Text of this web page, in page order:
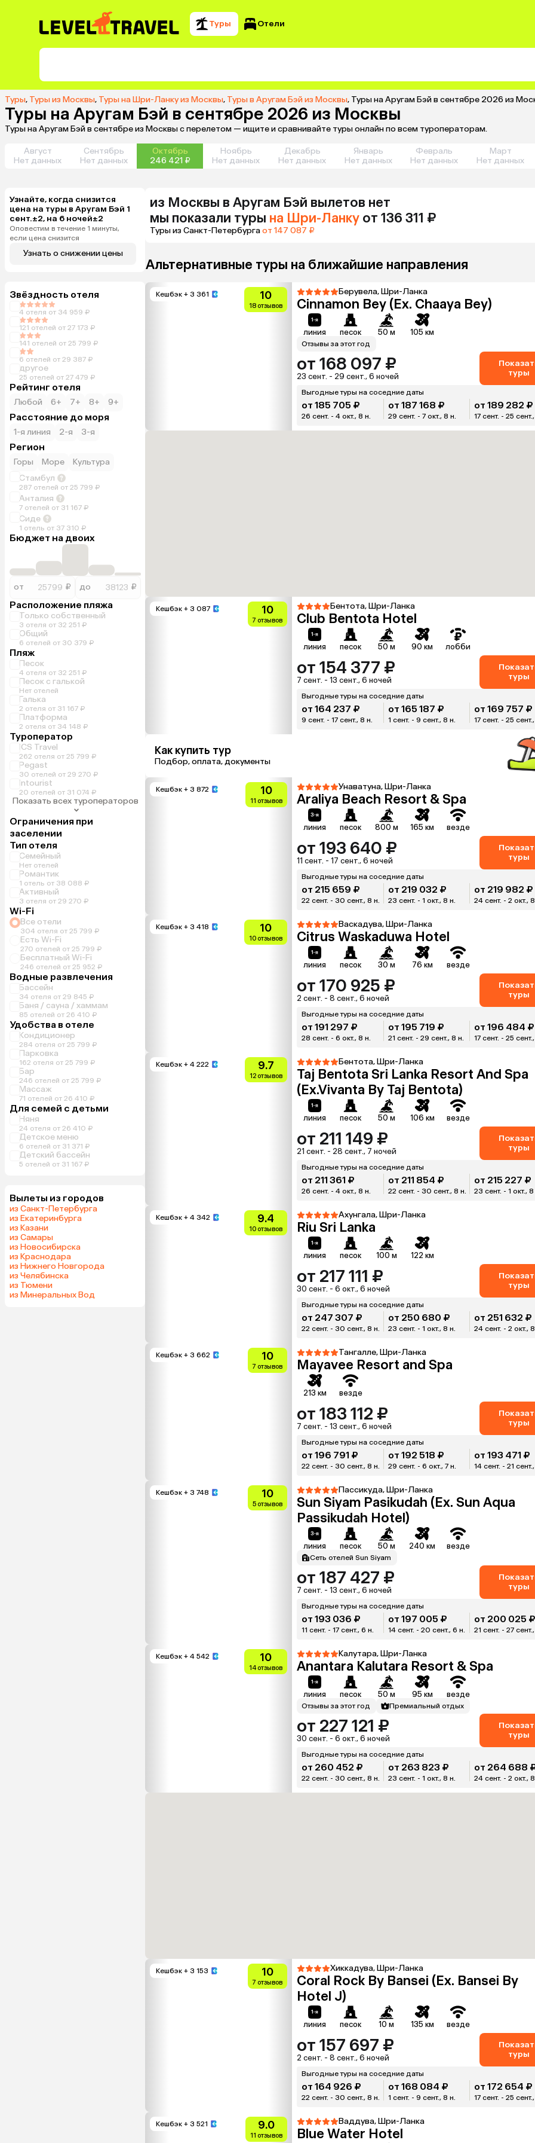
Туры Отели
Туры, Туры из Москвы, Туры на Шри-Ланку из Москвы, Туры в Аругам Бэй из Москвы, Туры на Аругам Бэй в сентябре 2026 из
Туры на Аругам Бэй в сентябре 2026 из Москвы
Туры на Аругам Бэй в сентябре из Москвы с перелетом — ищите и сравнивайте туры онлайн по всем туроператорам.
Август
Нет данных
Сентябрь
Нет данных
Октябрь
246 421 ₽
Ноябрь
Нет данных
Декабрь
Нет данных
Январь
Нет данных
Февраль
Нет данных
Март
Нет данных
Узнайте, когда снизится
цена на туры в Аругам Бэй 1
сент.±2, на 6 ночей±2
Оповестим в течение 1 минуты,
если цена снизится
Узнать о снижении цены
Звёздность отеля
4 отеля от 34 959 ₽
121 отелей от 27 173 ₽
141 отелей от 25 799 ₽
6 отелей от 29 387 ₽
другое
25 отелей от 27 479 ₽
Рейтинг отеля
Любой 6+ 7+ 8+ 9+
Расстояние до моря
1-я линия 2-я 3-я
Регион
Горы Море
Культура
Стамбул
287 отелей от 25 799 ₽
Анталия
7 отелей от 31 167 ₽
Сиде
1 отель от 37 310 ₽
Бюджет на двоих
от ₽ до ₽
Расположение пляжа
Только собственный
3 отеля от 32 251 ₽
Общий
6 отелей от 30 379 ₽
Пляж
Песок
4 отеля от 32 251 ₽
Песок с галькой
Нет отелей
Галька
2 отеля от 31 167 ₽
Платформа
2 отеля от 34 148 ₽
Туроператор
ICS Travel
262 отеля от 25 799 ₽
Pegast
30 отелей от 29 270 ₽
Intourist
20 отелей от 31 074 ₽
Показать всех туроператоров
Ограничения при
заселении
Тип отеля
Семейный
Нет отелей
Романтик
1 отель от 38 088 ₽
Активный
3 отеля от 29 270 ₽
Wi-Fi
Все отели
304 отеля от 25 799 ₽
Есть Wi-Fi
270 отелей от 25 799 ₽
Бесплатный Wi-Fi
246 отелей от 25 952 ₽
Водные развлечения
Бассейн
34 отеля от 29 845 ₽
Баня / сауна / хаммам
85 отелей от 26 410 ₽
Удобства в отеле
Кондиционер
284 отеля от 25 799 ₽
Парковка
162 отеля от 25 799 ₽
Бар
246 отелей от 25 799 ₽
Массаж
71 отелей от 26 410 ₽
Для семей с детьми
Няня
24 отеля от 26 410 ₽
Детское меню
6 отелей от 31 371 ₽
Детский бассейн
5 отелей от 31 167 ₽
Вылеты из городов
из Санкт-Петербурга
из Екатеринбурга
из Казани
из Самары
из Новосибирска
из Краснодара
из Нижнего Новгорода
из Челябинска
из Тюмени
из Минеральных Вод
из Москвы в Аругам Бэй вылетов нет
мы показали туры на Шри-Ланку от 136 311 ₽
Туры из Санкт-Петербургаот 147 087 ₽
Альтернативные туры на ближайшие направления
Кешбэк + 3 361 10
18 отзывов
Берувела, Шри-Ланка
Cinnamon Bey (Ex. Chaaya Bey)
линия песок 50 м 105 км
Отзывы за этот год
от 168 097 ₽
23 сент. - 29 сент., 6 ночей
туры
Выгодные туры на соседние даты
от 185 705 ₽
26 сент. - 4 окт., 8 н.
от 187 168 ₽
29 сент. - 7 окт., 8 н.
от 189 282 ₽
17 сент. - 25 сент.,
Кешбэк + 3 087 10
7 отзывов
Бентота, Шри-Ланка
Club Bentota Hotel
линия песок 50 м 90 км лобби
от 154 377 ₽
7 сент. - 13 сент., 6 ночей
туры
Выгодные туры на соседние даты
от 164 237 ₽
9 сент. - 17 сент., 8 н.
от 165 187 ₽
1 сент. - 9 сент., 8 н.
от 169 757 ₽
17 сент. - 25 сент.,
Как купить тур
Подбор, оплата, документы
Кешбэк + 3 872 10
11 отзывов
Унаватуна, Шри-Ланка
Araliya Beach Resort & Spa
линия песок 800 м 165 км везде
от 193 640 ₽
11 сент. - 17 сент., 6 ночей
туры
Выгодные туры на соседние даты
от 215 659 ₽
22 сент. - 30 сент., 8 н.
от 219 032 ₽
23 сент. - 1 окт., 8 н.
от 219 982 ₽
24 сент. - 2 окт., 8
Кешбэк + 3 418 10
10 отзывов
Васкадува, Шри-Ланка
Citrus Waskaduwa Hotel
линия песок 30 м 76 км везде
от 170 925 ₽
2 сент. - 8 сент., 6 ночей
туры
Выгодные туры на соседние даты
от 191 297 ₽
28 сент. - 6 окт., 8 н.
от 195 719 ₽
21 сент. - 29 сент., 8 н.
от 196 484 ₽
17 сент. - 25 сент.,
Кешбэк + 4 222 9.7
12 отзывов
Бентота, Шри-Ланка
Taj Bentota Sri Lanka Resort And Spa
(Ex.Vivanta By Taj Bentota)
линия песок 50 м 106 км везде
от 211 149 ₽
21 сент. - 28 сент., 7 ночей
туры
Выгодные туры на соседние даты
от 211 361 ₽
26 сент. - 4 окт., 8 н.
от 211 854 ₽
22 сент. - 30 сент., 8 н.
от 215 227 ₽
23 сент. - 1 окт., 8
Кешбэк + 4 342 9.4
10 отзывов
Ахунгала, Шри-Ланка
Riu Sri Lanka
линия песок 100 м 122 км
от 217 111 ₽
30 сент. - 6 окт., 6 ночей
туры
Выгодные туры на соседние даты
от 247 307 ₽
22 сент. - 30 сент., 8 н.
от 250 680 ₽
23 сент. - 1 окт., 8 н.
от 251 632 ₽
24 сент. - 2 окт., 8
Кешбэк + 3 662 10
7 отзывов
Тангалле, Шри-Ланка
Mayavee Resort and Spa
213 км везде
от 183 112 ₽
7 сент. - 13 сент., 6 ночей
туры
Выгодные туры на соседние даты
от 196 791 ₽
22 сент. - 30 сент., 8 н.
от 192 518 ₽
29 сент. - 6 окт., 7 н.
от 193 471 ₽
14 сент. - 21 сент.,
Кешбэк + 3 748 10
5 отзывов
Пассикуда, Шри-Ланка
Sun Siyam Pasikudah (Ex. Sun Aqua
Passikudah Hotel)
линия песок 50 м 240 км везде
Сеть отелей Sun Siyam
от 187 427 ₽
7 сент. - 13 сент., 6 ночей
туры
Выгодные туры на соседние даты
от 193 036 ₽
11 сент. - 17 сент., 6 н.
от 197 005 ₽
14 сент. - 20 сент., 6 н.
от 200 025 ₽
21 сент. - 27 сент.,
Кешбэк + 4 542 10
14 отзывов
Калутара, Шри-Ланка
Anantara Kalutara Resort & Spa
линия песок 50 м 95 км везде
Отзывы за этот год Премиальный отдых
от 227 121 ₽
30 сент. - 6 окт., 6 ночей
туры
Выгодные туры на соседние даты
от 260 452 ₽
22 сент. - 30 сент., 8 н.
от 263 823 ₽
23 сент. - 1 окт., 8 н.
от 264 688
24 сент. - 2 окт., 8
Кешбэк + 3 153 10
7 отзывов
Хиккадува, Шри-Ланка
Coral Rock By Bansei (Ex. Bansei By
Hotel J)
линия песок 10 м 135 км везде
от 157 697 ₽
2 сент. - 8 сент., 6 ночей
туры
Выгодные туры на соседние даты
от 164 926 ₽
22 сент. - 30 сент., 8 н.
от 168 084 ₽
1 сент. - 9 сент., 8 н.
от 172 654 ₽
17 сент. - 25 сент.,
Кешбэк + 3 521 9.0
11 отзывов
Ваддува, Шри-Ланка
Blue Water Hotel